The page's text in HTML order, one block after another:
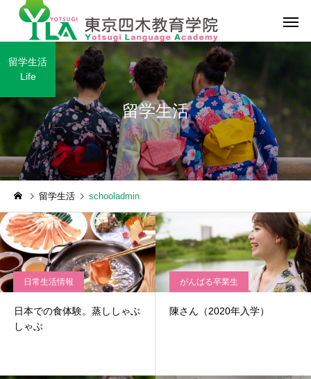
学校行事
富士山旅行
日常生活情報
日本での食体験。蒸し
ぶしゃぶ
留学生活
留学生活
Life
留学生活 schooladmin
日常生活情報
日本での食体験。蒸ししゃぶ
しゃぶ
がんばる卒業生
陳さん（2020年入学）